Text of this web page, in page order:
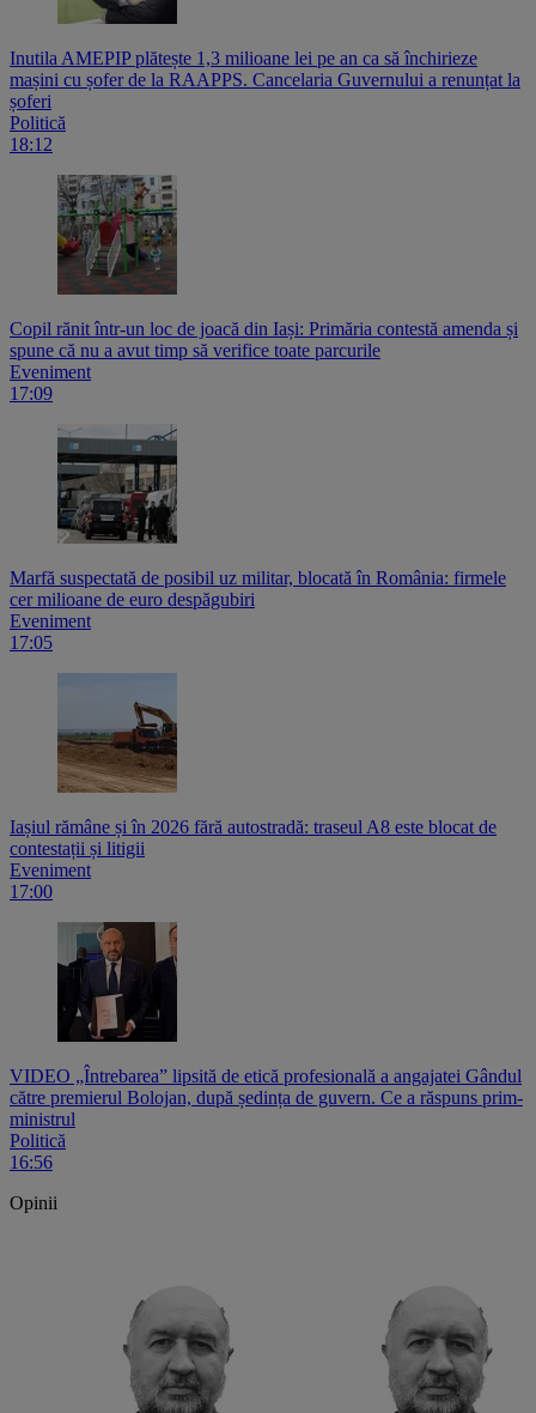
Inutila AMEPIP plătește 1,3 milioane lei pe an ca să închirieze
mașini cu șofer de la RAAPPS. Cancelaria Guvernului a renunțat la
șoferi
Politică
18:12
Copil rănit într-un loc de joacă din Iași: Primăria contestă amenda și
spune că nu a avut timp să verifice toate parcurile
Eveniment
17:09
Marfă suspectată de posibil uz militar, blocată în România: firmele
cer milioane de euro despăgubiri
Eveniment
17:05
Iașiul rămâne și în 2026 fără autostradă: traseul A8 este blocat de
contestații și litigii
Eveniment
17:00
VIDEO „Întrebarea” lipsită de etică profesională a angajatei Gândul
către premierul Bolojan, după ședința de guvern. Ce a răspuns prim-
ministrul
Politică
16:56
Opinii